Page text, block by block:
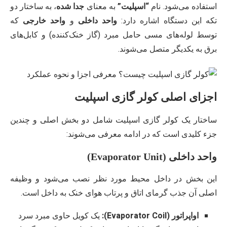
استفاده می‌شود. نام“اسپلیت” به معنای جدا شده، به ساختار دو
تکه این دستگاه اشاره دارد: واحد داخلی و واحد خارجی که
توسط لوله‌های مسی حامل مبرد (گاز خنک‌کننده) و کابل‌های
برق به یکدیگر متصل می‌شوند.
اجزای اصلی کولر گازی اسپلیت
ساختار یک کولر گازی اسپلیت شامل دو بخش اصلی و چندین
جزء کلیدی است که در ادامه معرفی می‌شوند:
واحد داخلی (Evaporator Unit)
این بخش در داخل محیط مورد نظر نصب می‌شود و وظیفه
اصلی آن جذب گرمای اتاق و پرتاب هوای خنک به داخل است.
اواپراتور (Evaporator Coil):
یک کویل حاوی مبرد سرد